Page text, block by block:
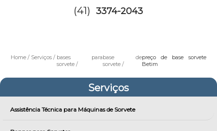
(41) 3374-2043
Home Serviços
bases para
sorvete
base de
sorvete
preço de base sorvete
Betim
Serviços
Assistência Técnica para Máquinas de Sorvete